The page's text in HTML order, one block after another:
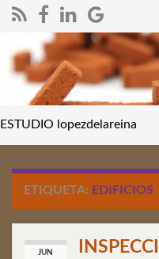
ESTUDIO lopezdelareina
ETIQUETA: EDIFICIOS
JUN